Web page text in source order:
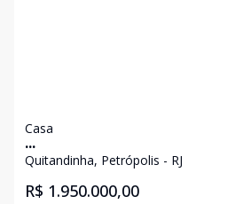
Casa
...
Quitandinha, Petrópolis - RJ
R$ 1.950.000,00